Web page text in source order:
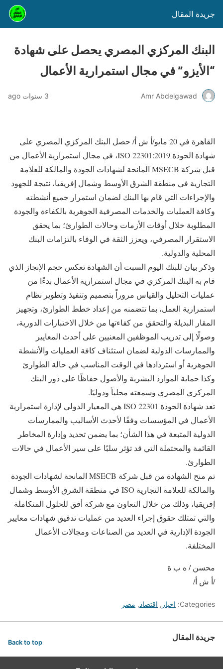
جريدة المقال
البنك المركزي المصري يحصل على شهادة
“الأيزو” في مجال استمرارية الأعمال
Amr Abdelgawad 3 سنوات ago
القاهرة في 20 مايو/أ ش أ/ حصل البنك المركزي المصري على
شهادة الجودة ISO 22301:2019، في مجال استمرارية الأعمال من
قبل شركة MSECB المانحة لشهادات الجودة والمالكة للعلامة
التجارية في منطقة الشرق الأوسط وشمال إفريقيا، نتيجة للجهود
والإجراءات التي قام بها البنك لضمان استمرار جميع أنشطته
وكافة العمليات والخدمات المصرفية الجوهرية بالكفاءة والجودة
المطلوبة خلال أوقات الأزمات وحالات الطوارئ؛ بما يحقق
الاستقرار المصرفي، ويعزز الثقة في الوفاء بالتزامات البنك
المحلية والدولية.
وذكر بيان للبنك اليوم السبت أن الشهادة تعكس حجم الإنجاز الذي
قام به البنك المركزي في مجال استمرارية الأعمال بدءًا من
عمليات التحليل والقياس مروراً بتصميم وتنفيذ وتطوير نظام
استمرارية العمل، بما تتضمنه من إعداد خطط الطوارئ، وتجهيز
المقار البديلة والتحقق من كفاءتها من خلال الاختبارات الدورية،
وصولًا إلى تدريب الموظفين المعنيين على أحدث المعايير
والممارسات الدولية لضمان استئناف كافة العمليات والأنشطة
الجوهرية أو استردادها في الوقت المناسب في حالة الطوارئ
وكذا حماية الموارد البشرية والأصول حفاظًا على دور البنك
المركزي المصري وسمعته محلياً ودوليًا.
تعد شهادة الجودة ISO 22301 هي المعيار الدولي لإدارة استمرارية
الأعمال في المؤسسات وفقًا لأحدث الأساليب والممارسات
الدولية المتبعة في هذا الشأن؛ بما يضمن تحديد وإدارة المخاطر
القائمة والمحتملة التي قد تؤثر سلبًا على سير الأعمال في حالات
الطوارئ.
تم منح الشهادة من قبل شركة MSECB المانحة لشهادات الجودة
والمالكة للعلامة التجارية ISO في منطقة الشرق الأوسط وشمال
إفريقيا، وذلك من خلال التعاون مع شركة أفق للحلول المتكاملة
والتي تمتلك حقوق إجراء العديد من عمليات تدقيق شهادات معايير
الجودة الإدارية في العديد من الصناعات ومجالات الأعمال
المختلفة.
محسن / ه ب ة
/أ ش أ/
Categories: اخبار , اقتصاد, مصر
جريدة المقال Back to top